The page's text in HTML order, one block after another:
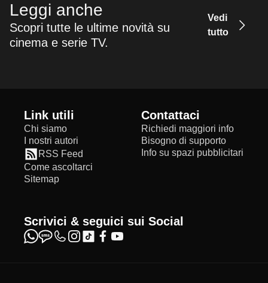
Leggi anche
Scopri tutte le ultime novità su
cinema e serie TV.
Vedi
tutto
Link utili
Chi siamo
I nostri autori
RSS Feed
Come ascoltarci
Sitemap
Contattaci
Richiedi maggiori info
Bisogno di supporto
Info su spazi pubblicitari
Scrivici & seguici sui Social